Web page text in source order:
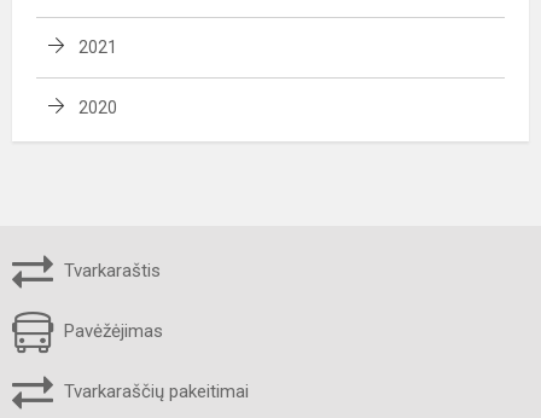
2021
2020
Tvarkaraštis
Pavėžėjimas
Tvarkaraščių pakeitimai